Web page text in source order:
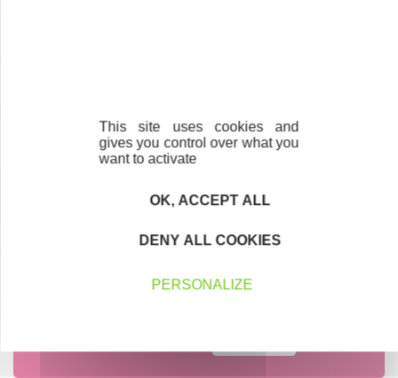
907
entreprises soutenues depuis
This site uses cookies and
gives you control over what you
want to activate
OK, ACCEPT ALL
DENY ALL COOKIES
PERSONALIZE